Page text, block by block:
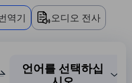
역기 오디오 전사
언어를 선택하십